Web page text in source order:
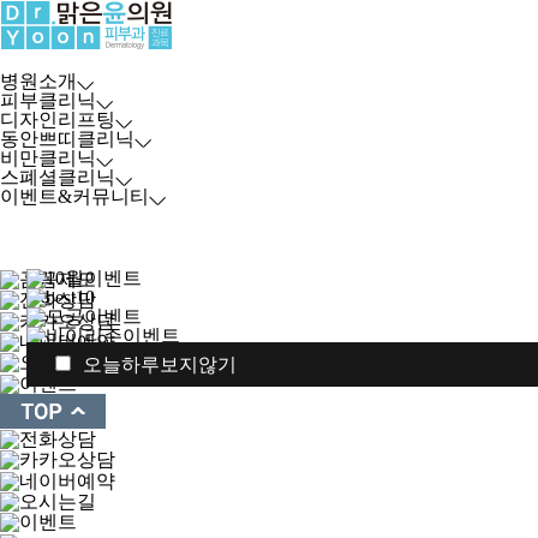
병원소개
피부클리닉
디자인리프팅
동안쁘띠클리닉
비만클리닉
스폐셜클리닉
이벤트&커뮤니티
오늘하루보지않기